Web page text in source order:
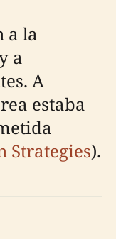
a la
a
A
estaba
Strategies).